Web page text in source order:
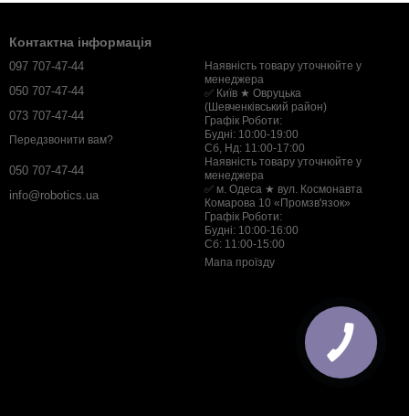
Контактна інформація
097 707-47-44
050 707-47-44
073 707-47-44
Передзвонити вам?
050 707-47-44
info@robotics.ua
Наявність товару уточнюйте у
менеджера
✅ Київ ★ Овруцька
(Шевченківський район)
Графік Роботи:
Будні: 10:00-19:00
Сб, Нд: 11:00-17:00
Наявність товару уточнюйте у
менеджера
✅ м. Одеса ★ вул. Космонавта
Комарова 10 «Промзв'язок»
Графік Роботи:
Будні: 10:00-16:00
Сб: 11:00-15:00
Мапа проїзду